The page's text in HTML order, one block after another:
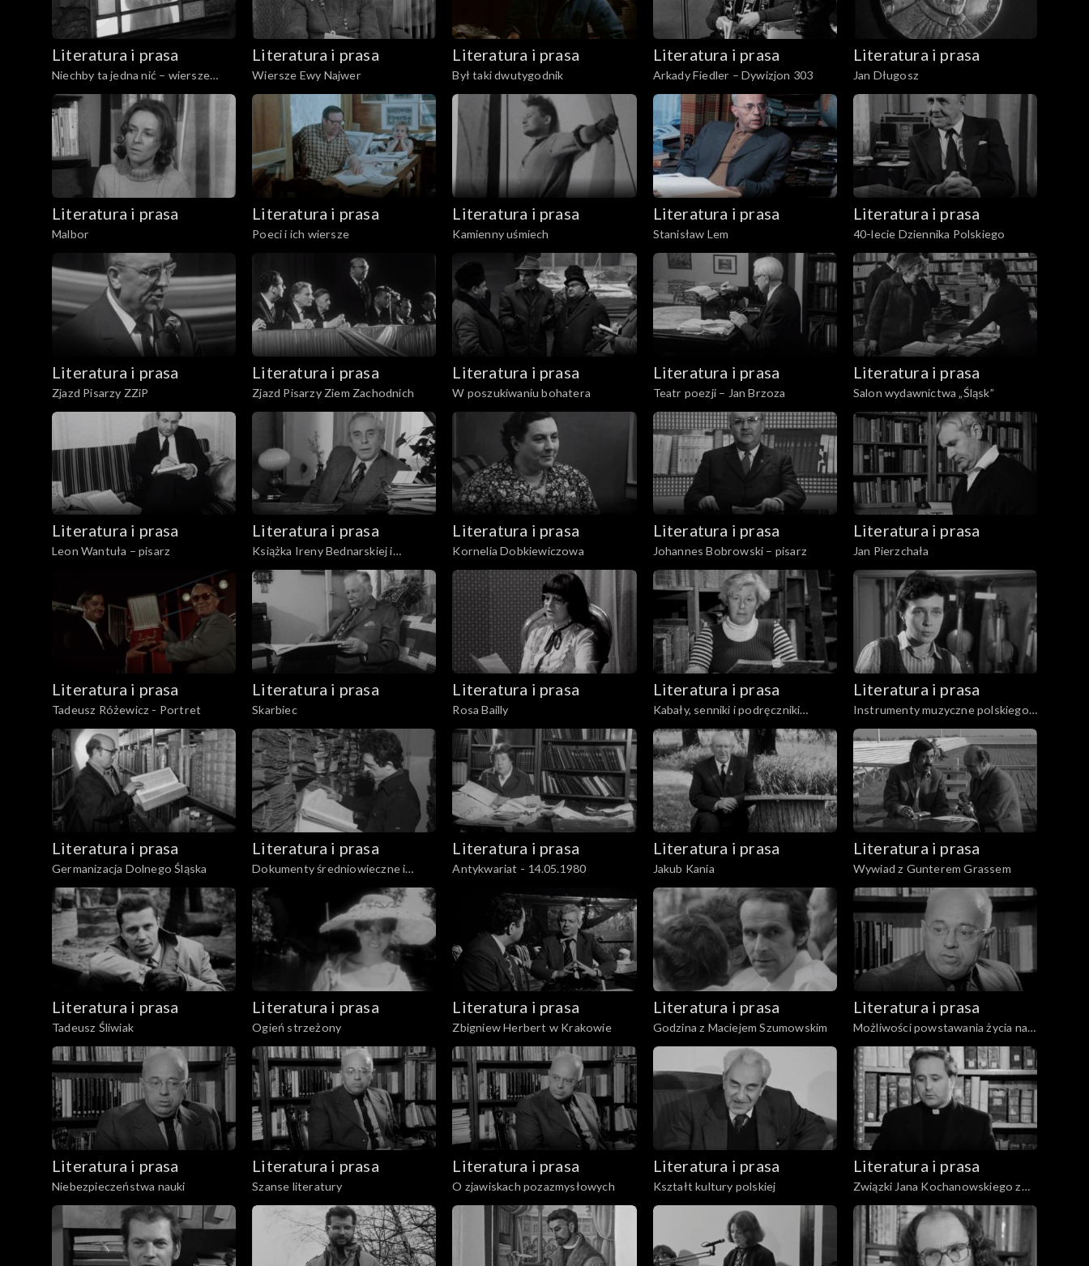
Literatura i prasa
Niechby ta jedna nić – wiersze
Kazimiery Iłłakowiczówny
Literatura i prasa
Wiersze Ewy Najwer
Literatura i prasa
Był taki dwutygodnik
Literatura i prasa
Arkady Fiedler – Dywizjon 303
Literatura i prasa
Jan Długosz
Literatura i prasa
Malbor
Literatura i prasa
Poeci i ich wiersze
Literatura i prasa
Kamienny uśmiech
Literatura i prasa
Stanisław Lem
Literatura i prasa
40-lecie Dziennika Polskiego
Literatura i prasa
Zjazd Pisarzy ZZiP
Literatura i prasa
Zjazd Pisarzy Ziem Zachodnich
Literatura i prasa
W poszukiwaniu bohatera
Literatura i prasa
Teatr poezji – Jan Brzoza
Literatura i prasa
Salon wydawnictwa „Śląsk”
Literatura i prasa
Leon Wantuła – pisarz
Literatura i prasa
Książka Ireny Bednarskiej i
Stanisława Sokołowskiego
Literatura i prasa
Kornelia Dobkiewiczowa
Literatura i prasa
Johannes Bobrowski – pisarz
Literatura i prasa
Jan Pierzchała
Literatura i prasa
Tadeusz Różewicz - Portret
Literatura i prasa
Skarbiec
Literatura i prasa
Rosa Bailly
Literatura i prasa
Kabały, senniki i podręczniki
wróżbiarskie
Literatura i prasa
Instrumenty muzyczne polskiego
średniowiecza i renesansu
Literatura i prasa
Germanizacja Dolnego Śląska
Literatura i prasa
Dokumenty średniowieczne i
pergamin
Literatura i prasa
Antykwariat - 14.05.1980
Literatura i prasa
Jakub Kania
Literatura i prasa
Wywiad z Gunterem Grassem
Literatura i prasa
Tadeusz Śliwiak
Literatura i prasa
Ogień strzeżony
Literatura i prasa
Zbigniew Herbert w Krakowie
Literatura i prasa
Godzina z Maciejem Szumowskim
Literatura i prasa
Możliwości powstawania życia na
innych planetach
Literatura i prasa
Niebezpieczeństwa nauki
Literatura i prasa
Szanse literatury
Literatura i prasa
O zjawiskach pozazmysłowych
Literatura i prasa
Kształt kultury polskiej
Literatura i prasa
Związki Jana Kochanowskiego z
Poznaniem